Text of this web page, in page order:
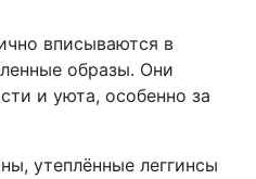
вписываются в
образы. Они
и уюта, особенно за
утеплённые леггинсы